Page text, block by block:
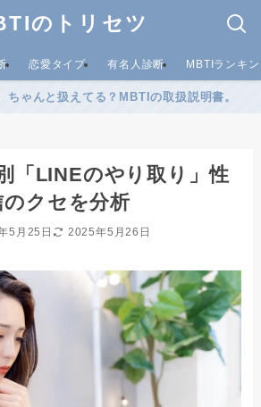
のトリセツ
恋愛タイプ 有名人診断 MBTIランキ
ちゃんと扱えてる？MBTIの取扱説明書。
「LINEのやり取り」性
クセを分析
5月25日 2025年5月26日